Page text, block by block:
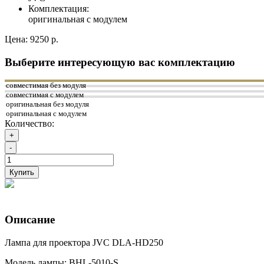
Комплектация:
оригинальная с модулем
Цена: 9250 р.
Выберите интересующую вас комплектацию
совместимая без модуля
совместимая с модулем
оригинальная без модуля
оригинальная с модулем
Количество:
+
-
Купить
Описание
Лампа для проектора JVC DLA-HD250